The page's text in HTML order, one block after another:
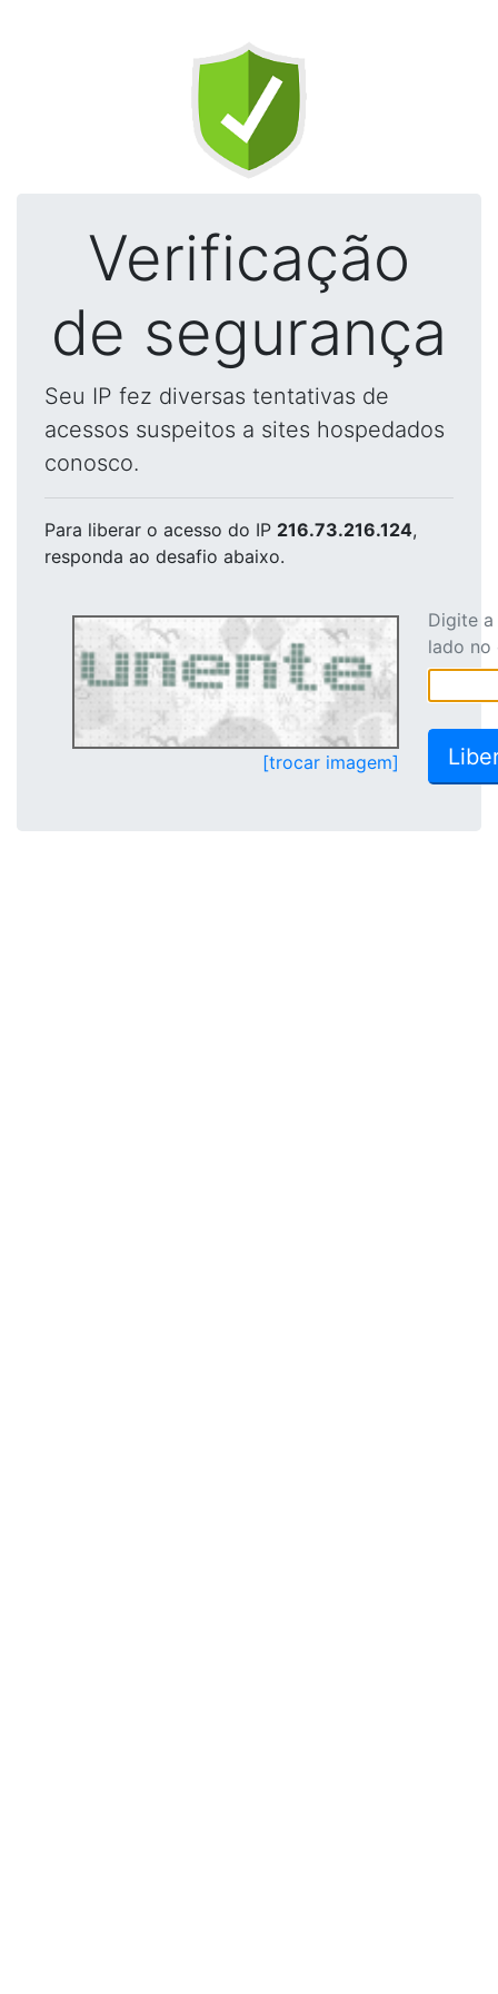
Verificação
de segurança
Seu IP fez diversas tentativas de
acessos suspeitos a sites hospedados
conosco.
Para liberar o acesso do IP 216.73.216.124,
responda ao desafio abaixo.
[trocar imagem]
Digite
lado no